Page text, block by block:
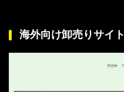
海外向け卸売りサイト